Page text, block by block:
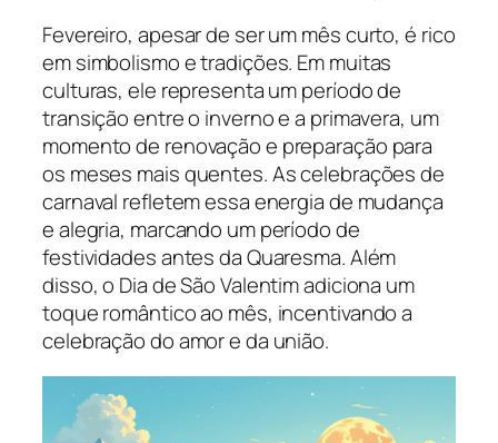
Fevereiro, apesar de ser um mês curto, é rico
em simbolismo e tradições. Em muitas
culturas, ele representa um período de
transição entre o inverno e a primavera, um
momento de renovação e preparação para
os meses mais quentes. As celebrações de
carnaval refletem essa energia de mudança
e alegria, marcando um período de
festividades antes da Quaresma. Além
disso, o Dia de São Valentim adiciona um
toque romântico ao mês, incentivando a
celebração do amor e da união.